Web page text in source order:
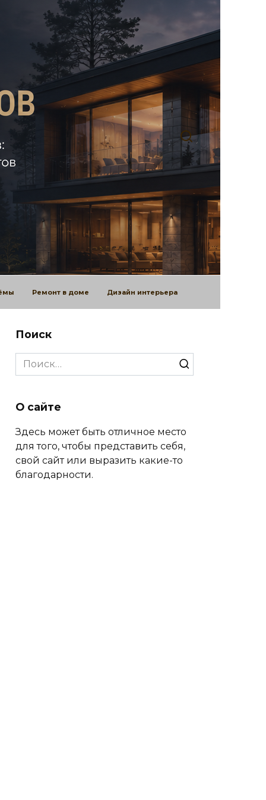
Ремонт в доме Дизайн интерьера
Поиск
Search
for:
О сайте
Здесь может быть отличное место
для того, чтобы представить себя,
свой сайт или выразить какие-то
благодарности.